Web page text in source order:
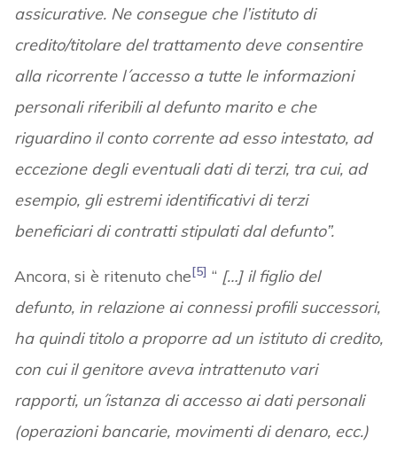
assicurative. Ne consegue che l’istituto di
credito/titolare del trattamento deve consentire
alla ricorrente l´accesso a tutte le informazioni
personali riferibili al defunto marito e che
riguardino il conto corrente ad esso intestato, ad
eccezione degli eventuali dati di terzi, tra cui, ad
esempio, gli estremi identificativi di terzi
beneficiari di contratti stipulati dal defunto”.
Ancora, si è ritenuto che[5] “ […] il figlio del
defunto, in relazione ai connessi profili successori,
ha quindi titolo a proporre ad un istituto di credito,
con cui il genitore aveva intrattenuto vari
rapporti, un´istanza di accesso ai dati personali
(operazioni bancarie, movimenti di denaro, ecc.)